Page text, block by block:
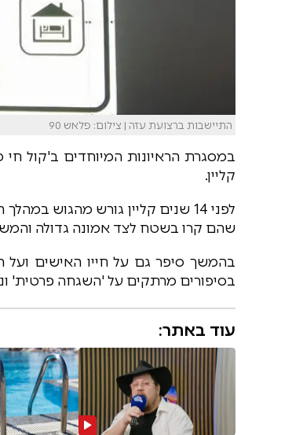
התיישבות ברצועת עזה | צילום: פלאש 90
במסגרת הראיונות המיוחדים ב'קול
קליין.
לפני 14 שנים קליין גורש מהגוש
שהם קרו בשטח לצד אמונה גדולה
בהמשך סיפר גם על חייו האישים ועל
בסיפורים מרתקים על 'השגחה פרטית'
עוד באתר: